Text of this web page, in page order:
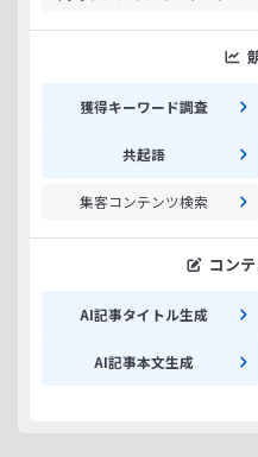
獲得キーワード調査
共起語
集客コンテンツ検索
コン
AI記事タイトル生成
AI記事本文生成